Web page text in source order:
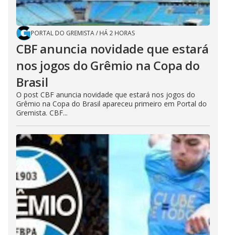
PORTAL DO GREMISTA/ HÁ 2 HORAS
CBF anuncia novidade que estará
nos jogos do Grêmio na Copa do
Brasil
O post CBF anuncia novidade que estará nos jogos do
Grêmio na Copa do Brasil apareceu primeiro em Portal do
Gremista. CBF...